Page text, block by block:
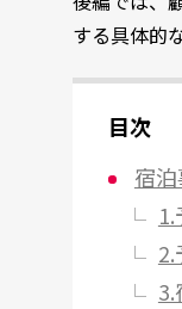
する具体的
目次
宿